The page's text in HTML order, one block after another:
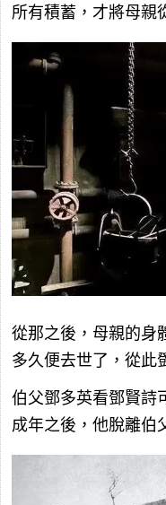
所有積蓄，才將母親
從那之後，母親的身
多久便去世了，從此
伯父鄧多英看鄧賢詩
成年之後，他脫離伯